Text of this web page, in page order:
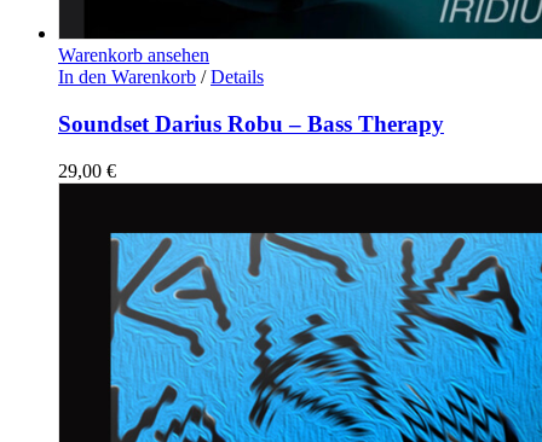
Warenkorb ansehen
In den Warenkorb / Details
Soundset Darius Robu – Bass Therapy
29,00 €